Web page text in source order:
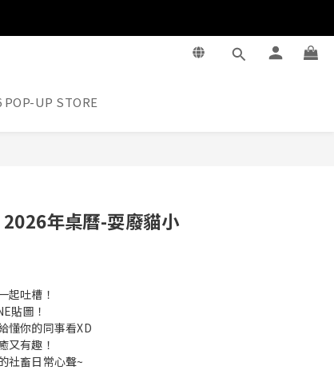
POP-UP STORE
2026年桌曆-耍廢貓小
起吐槽！
貼圖！
懂你的同事看XD
又有趣！
社畜日常心聲~